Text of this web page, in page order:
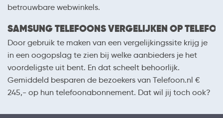
betrouwbare webwinkels.
SAMSUNG TELEFOONS VERGELIJKEN OP
Door gebruik te maken van een vergelijkingssite krijg je
in een oogopslag te zien bij welke aanbieders je het
voordeligste uit bent. En dat scheelt behoorlijk.
Gemiddeld besparen de bezoekers van Telefoon.nl €
245,- op hun telefoonabonnement. Dat wil jij toch ook?